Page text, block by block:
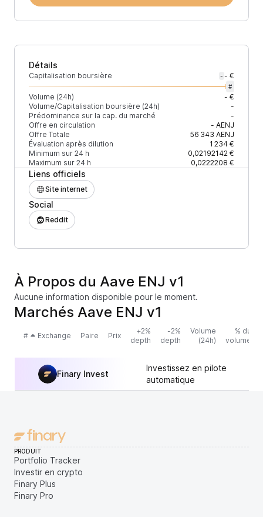
Détails
Capitalisation boursière - - €
#
Volume (24h)
- €
Volume/Capitalisation boursière (24h)
-
Prédominance sur la cap. du marché
-
Offre en circulation
- AENJ
Offre Totale
56 343 AENJ
Évaluation après dilution
1 234 €
Minimum sur 24 h
0,02192142 €
Maximum sur 24 h
0,0222208 €
Liens officiels
Site internet
Social
Reddit
À Propos du Aave ENJ v1
Aucune information disponible pour le moment.
Marchés Aave ENJ v1
# Exchange Paire Prix
+2%
depth
-2%
depth
Volume
(24h)
% du
volume
Finary Invest
Investissez en pilote
automatique
PRODUIT
Portfolio Tracker
Investir en crypto
Finary Plus
Finary Pro